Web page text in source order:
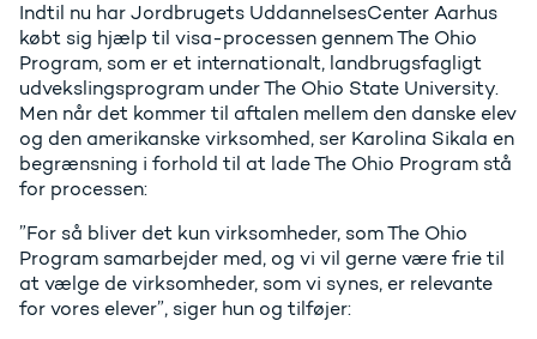
Indtil nu har Jordbrugets UddannelsesCenter Aarhus
købt sig hjælp til visa-processen gennem The Ohio
Program, som er et internationalt, landbrugsfagligt
udvekslingsprogram under The Ohio State University.
Men når det kommer til aftalen mellem den danske elev
og den amerikanske virksomhed, ser Karolina Sikala en
begrænsning i forhold til at lade The Ohio Program stå
for processen:
”For så bliver det kun virksomheder, som The Ohio
Program samarbejder med, og vi vil gerne være frie til
at vælge de virksomheder, som vi synes, er relevante
for vores elever”, siger hun og tilføjer: